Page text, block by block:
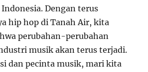
Dengan terus
hip hop di Tanah Air, kita
perubahan-perubahan
musik akan terus terjadi.
dan pecinta musik, mari kita